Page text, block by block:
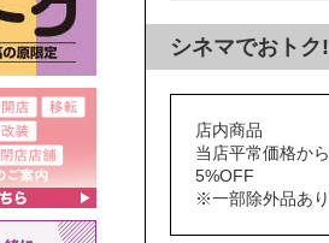
シネマでおトク!
店内商品
当店平常価格から
5%OFF
※一部除外品あり